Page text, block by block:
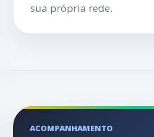
sua própria rede.
ACOMPANHAMENTO